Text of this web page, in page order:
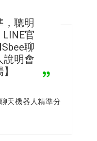
，聰明
官
聊
說明會
天機器人精準分